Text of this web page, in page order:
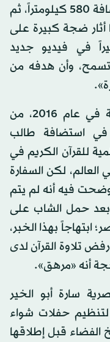
شمالاً سيراً على الأقدام، قاطعاً مسافة 580 كيلومتراً، ثم
أثار ضجة كبيرة على
في فيديو جديد
تسمح، وأن هدفه من
كما تورطت وسائل إعلام مصرية في عام 2016، من
في استضافة طالب
للقرآن الكريم في
لكن السفارة
أوضحت فيه أنه لم يتم
بعد حمل الشاب على
بهذا الخبر،
رفض تلاوة القرآن لدى
أنه «مرهق».
سارة أبو الخير
لتنظيم حفلات شواء
الفضاء قبل إطلاقها